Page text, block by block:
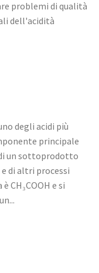
problemi di qualità
dell'acidità
degli acidi più
principale
un sottoprodotto
di altri processi
CH₃COOH e si